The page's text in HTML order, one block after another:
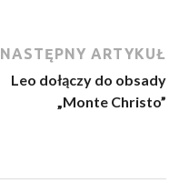
NASTĘPNY ARTYKUŁ
Leo dołączy do obsady
„Monte Christo”